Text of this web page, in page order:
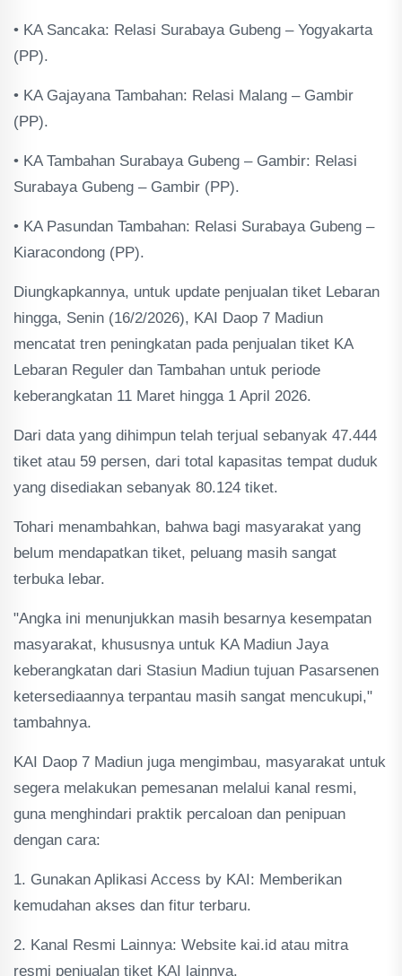
• KA Sancaka: Relasi Surabaya Gubeng – Yogyakarta
(PP).
• KA Gajayana Tambahan: Relasi Malang – Gambir
(PP).
• KA Tambahan Surabaya Gubeng – Gambir: Relasi
Surabaya Gubeng – Gambir (PP).
• KA Pasundan Tambahan: Relasi Surabaya Gubeng –
Kiaracondong (PP).
Diungkapkannya, untuk update penjualan tiket Lebaran
hingga, Senin (16/2/2026), KAI Daop 7 Madiun
mencatat tren peningkatan pada penjualan tiket KA
Lebaran Reguler dan Tambahan untuk periode
keberangkatan 11 Maret hingga 1 April 2026.
Dari data yang dihimpun telah terjual sebanyak 47.444
tiket atau 59 persen, dari total kapasitas tempat duduk
yang disediakan sebanyak 80.124 tiket.
Tohari menambahkan, bahwa bagi masyarakat yang
belum mendapatkan tiket, peluang masih sangat
terbuka lebar.
"Angka ini menunjukkan masih besarnya kesempatan
masyarakat, khususnya untuk KA Madiun Jaya
keberangkatan dari Stasiun Madiun tujuan Pasarsenen
ketersediaannya terpantau masih sangat mencukupi,"
tambahnya.
KAI Daop 7 Madiun juga mengimbau, masyarakat untuk
segera melakukan pemesanan melalui kanal resmi,
guna menghindari praktik percaloan dan penipuan
dengan cara:
1. Gunakan Aplikasi Access by KAI: Memberikan
kemudahan akses dan fitur terbaru.
2. Kanal Resmi Lainnya: Website kai.id atau mitra
resmi penjualan tiket KAI lainnya.